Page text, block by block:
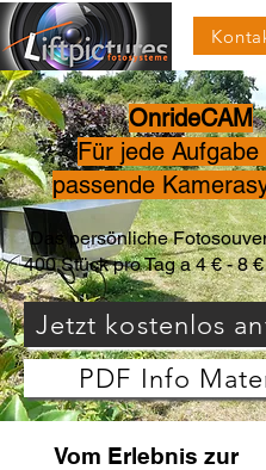
OnrideCAM
Für jede Aufgabe
passende
Das persönliche
400 Stück pro Tag a 4 € - 8
Jetzt kostenlos
PDF Info
Vom Erlebnis zur